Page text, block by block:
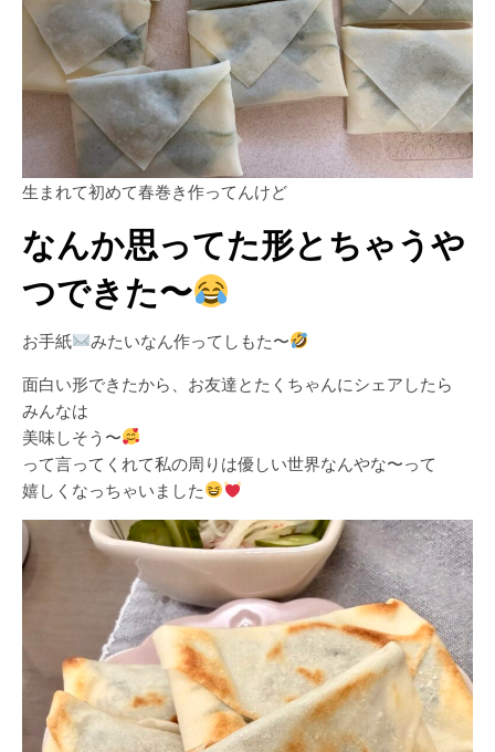
生まれて初めて春巻き作ってんけど
なんか思ってた形とちゃうや
つできた〜
お手紙
みたいなん作ってしもた〜
面白い形できたから、お友達とたくちゃんにシェアしたら
みんなは
美味しそう〜
って言ってくれて私の周りは優しい世界なんやな〜って
嬉しくなっちゃいました